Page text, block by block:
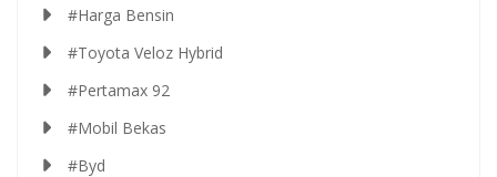
#Harga Bensin
#Toyota Veloz Hybrid
#Pertamax 92
#Mobil Bekas
#Byd